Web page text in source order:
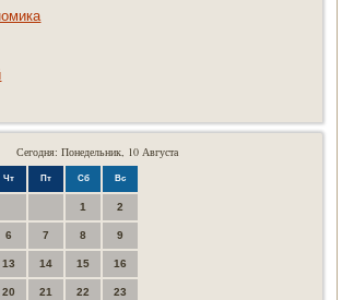
Сегодня: Понедельник, 10 Августа
Чт Пт Сб Вс
1 2
6 7 8 9
13 14 15 16
20 21 22 23